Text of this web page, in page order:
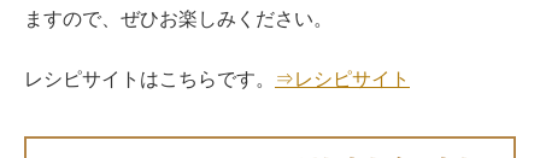
ますので、ぜひお楽しみください。
レシピサイトはこちらです。 ⇒レシピサイト